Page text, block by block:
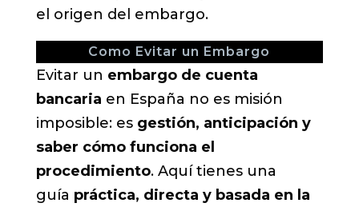
el origen del embargo.
Como Evitar un Embargo
Evitar un embargo de cuenta
bancaria en España no es misión
imposible: es gestión, anticipación y
saber cómo funciona el
procedimiento. Aquí tienes una
guía práctica, directa y basada en la